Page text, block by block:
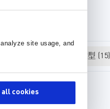
site usage, and
all cookies
3D 模型 (15)